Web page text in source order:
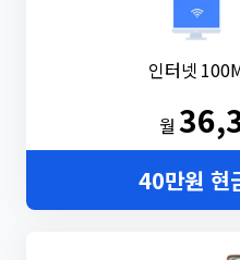
인터넷
월
40만원 현